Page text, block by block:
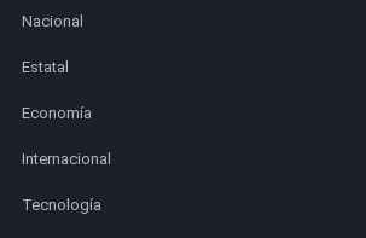
Nacional
Estatal
Economía
Internacional
Tecnología